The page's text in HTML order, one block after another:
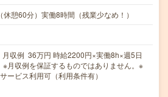
憩60分）実働8時間（残業少なめ！）
収例 36万円 時給2200円×実働8h×週5日
月収例を保証するものではありません。※
ービス利用可（利用条件有）